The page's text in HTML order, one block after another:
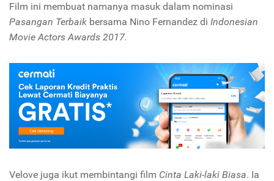
Film ini membuat namanya masuk dalam nominasi
Pasangan Terbaik bersama Nino Fernandez di Indonesian
Movie Actors Awards 2017.
Velove juga ikut membintangi film Cinta Laki-laki Biasa. Ia